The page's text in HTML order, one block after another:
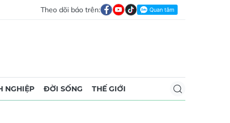
Theo dõi báo trên:
NGHIỆP ĐỜI SỐNG THẾ GIỚI